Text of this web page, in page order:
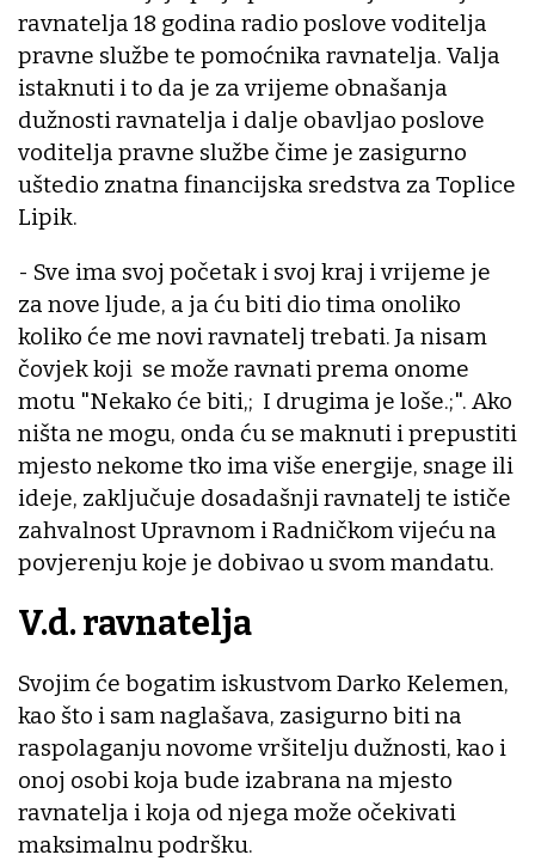
ravnatelja 18 godina radio poslove voditelja
pravne službe te pomoćnika ravnatelja. Valja
istaknuti i to da je za vrijeme obnašanja
dužnosti ravnatelja i dalje obavljao poslove
voditelja pravne službe čime je zasigurno
uštedio znatna financijska sredstva za Toplice
Lipik.
- Sve ima svoj početak i svoj kraj i vrijeme je
za nove ljude, a ja ću biti dio tima onoliko
koliko će me novi ravnatelj trebati. Ja nisam
čovjek koji se može ravnati prema onome
motu "Nekako će biti,; I drugima je loše.;". Ako
ništa ne mogu, onda ću se maknuti i prepustiti
mjesto nekome tko ima više energije, snage ili
ideje, zaključuje dosadašnji ravnatelj te ističe
zahvalnost Upravnom i Radničkom vijeću na
povjerenju koje je dobivao u svom mandatu.
V.d. ravnatelja
Svojim će bogatim iskustvom Darko Kelemen,
kao što i sam naglašava, zasigurno biti na
raspolaganju novome vršitelju dužnosti, kao i
onoj osobi koja bude izabrana na mjesto
ravnatelja i koja od njega može očekivati
maksimalnu podršku.